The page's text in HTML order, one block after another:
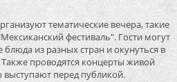
тематические вечера, такие
фестиваль". Гости могут
из разных стран и окунуться в
проводятся концерты живой
выступают перед публикой.